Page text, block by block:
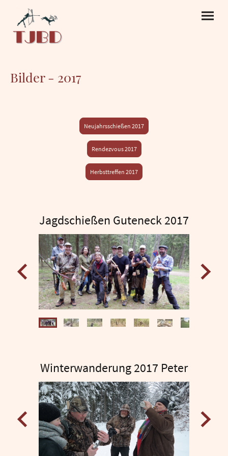
Bilder - 2017
Neujahrsschießen 2017
Rendezvous 2017
Herbsttreffen 2017
Jagdschießen Guteneck 2017
Winterwanderung 2017 Peter